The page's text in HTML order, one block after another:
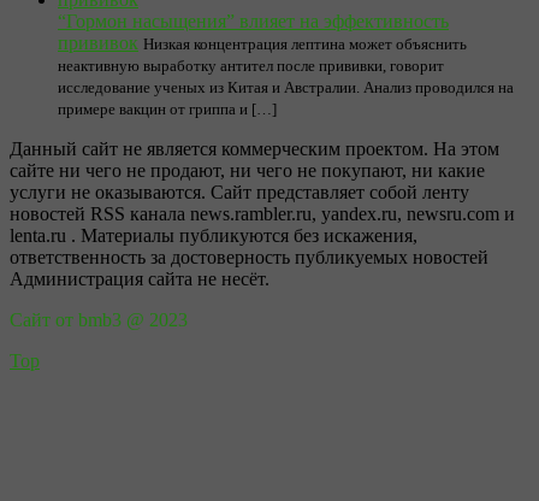
“Гормон насыщения” влияет на эффективность
прививок Низкая концентрация лептина может объяснить
неактивную выработку антител после прививки, говорит
исследование ученых из Китая и Австралии. Анализ проводился на
примере вакцин от гриппа и […]
Данный сайт не является коммерческим проектом. На этом
сайте ни чего не продают, ни чего не покупают, ни какие
услуги не оказываются. Сайт представляет собой ленту
новостей RSS канала news.rambler.ru, yandex.ru, newsru.com и
lenta.ru . Материалы публикуются без искажения,
ответственность за достоверность публикуемых новостей
Администрация сайта не несёт.
Сайт от bmb3 @ 2023
Top